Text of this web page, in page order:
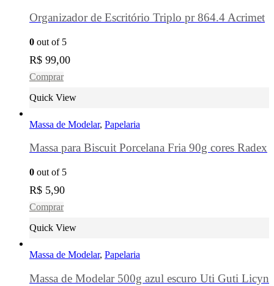
Organizador de Escritório Triplo pr 864.4 Acrimet
0 out of 5
R$ 99,00
Comprar
Quick View
Massa de Modelar, Papelaria
Massa para Biscuit Porcelana Fria 90g cores Radex
0 out of 5
R$ 5,90
Comprar
Quick View
Massa de Modelar, Papelaria
Massa de Modelar 500g azul escuro Uti Guti Licyn